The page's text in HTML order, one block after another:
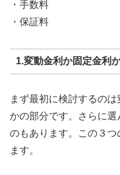
・手数料
・保証料
1.変動金利か固定金利
まず最初に検討するの
かの部分です。さらに
のもあります。この３
ます。